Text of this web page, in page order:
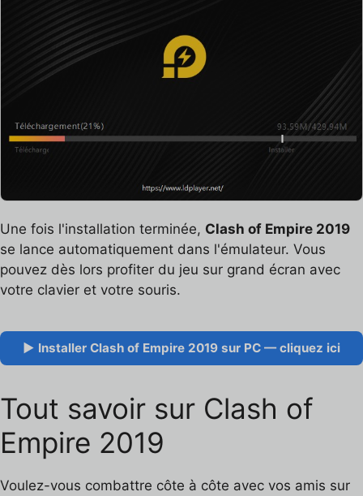
Une fois l'installation terminée, Clash of Empire 2019
se lance automatiquement dans l'émulateur. Vous
pouvez dès lors profiter du jeu sur grand écran avec
votre clavier et votre souris.
▶ Installer Clash of Empire 2019 sur PC — cliquez ici
Tout savoir sur Clash of
Empire 2019
Voulez-vous combattre côte à côte avec vos amis sur